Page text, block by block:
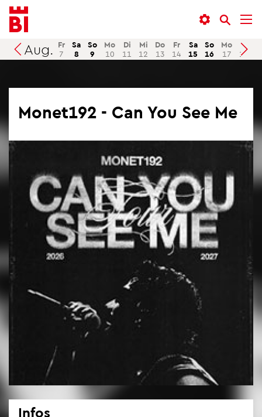
In­
halt
an­
sprin­
Menü
an­
sprin­
gen
Suche
an­
sprin­
gen
Suchen
Aug. Fr
7
Sa
8
So
9
Mo
10
Di
11
Mi
12
Do
13
Fr
14
Sa
15
So
16
Mo
17
Di
18
Mo­net192 - Can You See Me
Infos